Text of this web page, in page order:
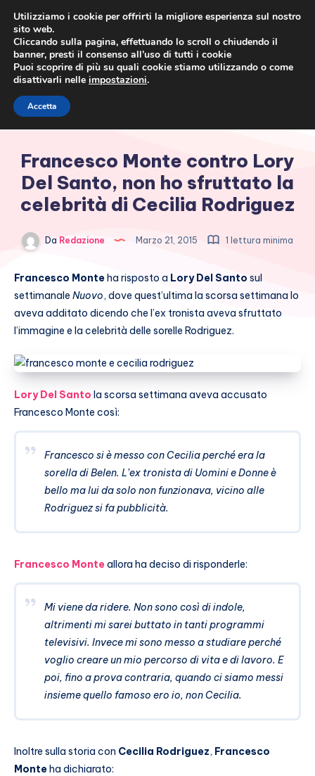
Francesco Monte contro Lory
Del Santo, non ho sfruttato la
celebrità di Cecilia Rodriguez
Da Redazione Marzo 21, 2015 1 lettura minima
Francesco Monteha risposto a Lory Del Santo sul
settimanale Nuovo, dove quest’ultima la scorsa settimana lo
aveva additato dicendo che l’ex tronista aveva sfruttato
l’immagine e la celebrità delle sorelle Rodriguez.
Lory Del Santo la scorsa settimana aveva accusato
Francesco Monte così:
Francesco si è messo con Cecilia perché era la
sorella di Belen. L’ex tronista di Uomini e Donne è
bello ma lui da solo non funzionava, vicino alle
Rodriguez si fa pubblicità.
Francesco Monte allora ha deciso di risponderle:
Mi viene da ridere. Non sono così di indole,
altrimenti mi sarei buttato in tanti programmi
televisivi. Invece mi sono messo a studiare perché
voglio creare un mio percorso di vita e di lavoro. E
poi, fino a prova contraria, quando ci siamo messi
insieme quello famoso ero io, non Cecilia.
Inoltre sulla storia con Cecilia Rodriguez, Francesco
Monteha dichiarato:
Utilizziamo i cookie per offrirti la migliore esperienza sul nostro
sito web.
Cliccando sulla pagina, effettuando lo scroll o chiudendo il
banner, presti il consenso all’uso di tutti i cookie
Puoi scoprire di più su quali cookie stiamo utilizzando o come
disattivarli nelle impostazioni.
Accetta